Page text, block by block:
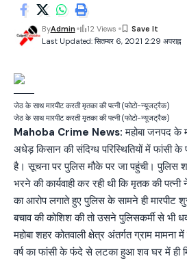
Last Updated: सितम्बर 6, 2021 2:29 अपराह्न
ByAdmin 12 Views
जेठ के साथ मारपीट करती मृतका की पत्नी (फोटो-न्यूजट्रैक)
जेठ के साथ मारपीट करती मृतका की पत्नी (फोटो-न्यूजट्रैक)
Mahoba Crime News: महोबा जनपद के
अधेड़ किसान की संदिग्ध परिस्थितियों में फांसी
है। सूचना पर पुलिस मौके पर जा पहुंची। पुलिस
भरने की कार्यवाही कर रही थी कि मृतक की
का आरोप लगाते हुए पुलिस के सामने ही
बचाव की कोशिश की तो उसने पुलिसकर्मी से भी
महोबा शहर कोतवाली क्षेत्र अंतर्गत ग्राम मामना
वर्ष का फांसी के फंदे से लटका हुआ शव घर में ही